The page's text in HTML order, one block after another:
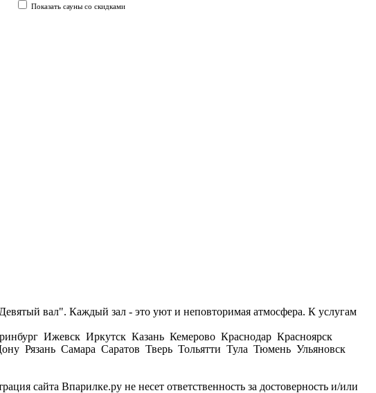
Показать сауны со скидками
вал". Каждый зал - это уют и неповторимая атмосфера. К услугам
Ижевск Иркутск Казань Кемерово Краснодар Красноярск
Рязань Самара Саратов Тверь Тольятти Тула Тюмень Ульяновск
сайта Впарилке.ру не несет ответственность за достоверность и/или